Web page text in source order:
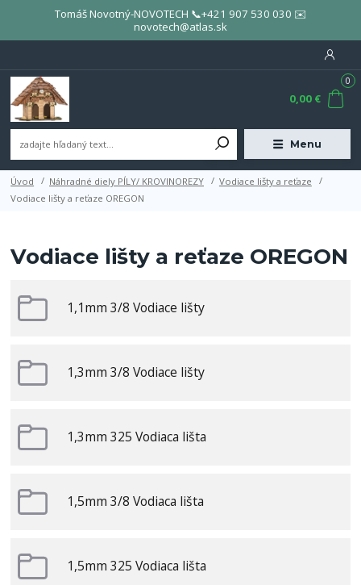
Tomáš Novotný-NOVOTECH 📞+421 907 530 030 ✉️
novotech@atlas.sk
Menu
0
0,00 €
Úvod Náhradné diely PÍLY/ KROVINOREZY
Vodiace lišty a reťaze
Vodiace lišty a reťaze OREGON
Vodiace lišty a reťaze OREGON
1,1mm 3/8 Vodiace lišty
1,3mm 3/8 Vodiace lišty
1,3mm 325 Vodiaca lišta
1,5mm 3/8 Vodiaca lišta
1,5mm 325 Vodiaca lišta